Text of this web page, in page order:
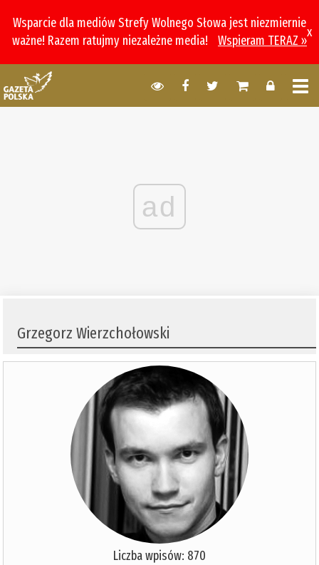
Wsparcie dla mediów Strefy Wolnego Słowa jest niezmiernie
ważne! Razem ratujmy niezależne media!
Wspieram TERAZ »
x
ad
Grzegorz Wierzchołowski
Liczba wpisów: 870